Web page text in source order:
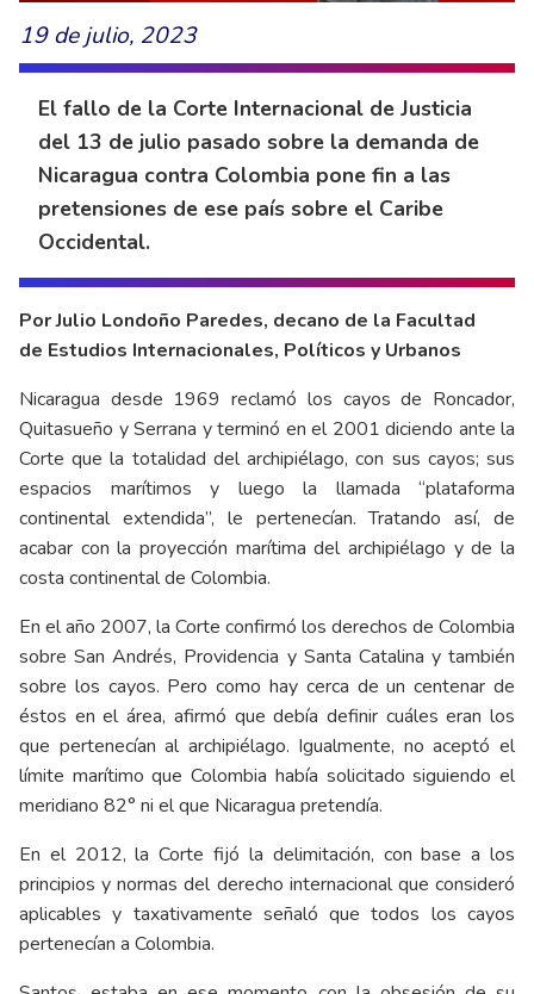
19 de julio, 2023
El fallo de la Corte Internacional de Justicia
del 13 de julio pasado sobre la demanda de
Nicaragua contra Colombia pone fin a las
pretensiones de ese país sobre el Caribe
Occidental.
Por Julio Londoño Paredes, decano de la Facultad
de Estudios Internacionales, Políticos y Urbanos
Nicaragua desde 1969 reclamó los cayos de Roncador,
Quitasueño y Serrana y terminó en el 2001 diciendo ante la
Corte que la totalidad del archipiélago, con sus cayos; sus
espacios marítimos y luego la llamada “plataforma
continental extendida”, le pertenecían. Tratando así, de
acabar con la proyección marítima del archipiélago y de la
costa continental de Colombia.
En el año 2007, la Corte confirmó los derechos de Colombia
sobre San Andrés, Providencia y Santa Catalina y también
sobre los cayos. Pero como hay cerca de un centenar de
éstos en el área, afirmó que debía definir cuáles eran los
que pertenecían al archipiélago. Igualmente, no aceptó el
límite marítimo que Colombia había solicitado siguiendo el
meridiano 82° ni el que Nicaragua pretendía.
En el 2012, la Corte fijó la delimitación, con base a los
principios y normas del derecho internacional que consideró
aplicables y taxativamente señaló que todos los cayos
pertenecían a Colombia.